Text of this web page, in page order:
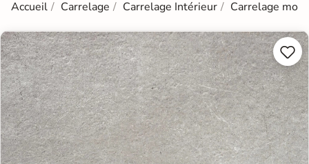
Accueil Carrelage Carrelage Intérieur Carrelage

